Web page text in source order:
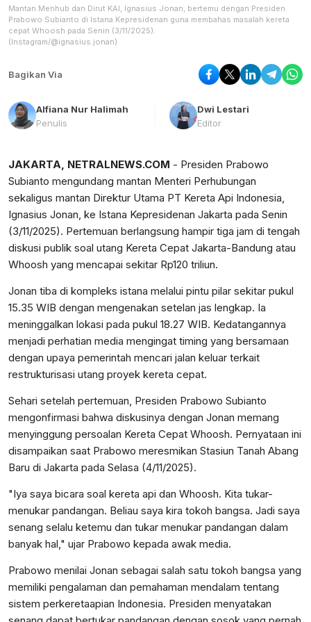
Mantan Menhub dan Dirut KAI, Ignasius Jonan, bertemu dengan Presiden
Prabowo Subianto di Istana Kepresidenan guna membahas masalah kereta
cepat Whoosh pada Senin (3/11/2025).
(Instagram/@ignasius.jonan)
Bagikan Via
Alfiana Nur Halimah
Penulis
Dwi Lestari
Editor
JAKARTA, NETRALNEWS.COM - Presiden Prabowo
Subianto mengundang mantan Menteri Perhubungan
sekaligus mantan Direktur Utama PT Kereta Api Indonesia,
Ignasius Jonan, ke Istana Kepresidenan Jakarta pada Senin
(3/11/2025). Pertemuan berlangsung hampir tiga jam di tengah
diskusi publik soal utang Kereta Cepat Jakarta-Bandung atau
Whoosh yang mencapai sekitar Rp120 triliun.
Jonan tiba di kompleks istana melalui pintu pilar sekitar pukul
15.35 WIB dengan mengenakan setelan jas lengkap. Ia
meninggalkan lokasi pada pukul 18.27 WIB. Kedatangannya
menjadi perhatian media mengingat timing yang bersamaan
dengan upaya pemerintah mencari jalan keluar terkait
restrukturisasi utang proyek kereta cepat.
Sehari setelah pertemuan, Presiden Prabowo Subianto
mengonfirmasi bahwa diskusinya dengan Jonan memang
menyinggung persoalan Kereta Cepat Whoosh. Pernyataan ini
disampaikan saat Prabowo meresmikan Stasiun Tanah Abang
Baru di Jakarta pada Selasa (4/11/2025).
"Iya saya bicara soal kereta api dan Whoosh. Kita tukar-
menukar pandangan. Beliau saya kira tokoh bangsa. Jadi saya
senang selalu ketemu dan tukar menukar pandangan dalam
banyak hal," ujar Prabowo kepada awak media.
Prabowo menilai Jonan sebagai salah satu tokoh bangsa yang
memiliki pengalaman dan pemahaman mendalam tentang
sistem perkeretaapian Indonesia. Presiden menyatakan